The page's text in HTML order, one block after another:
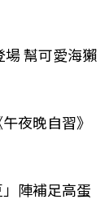
幫可愛海獺
夜晚自習》
陣補足高蛋